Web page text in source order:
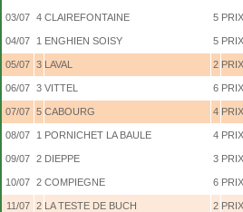
03/07 4 CLAIREFONTAINE 5
04/07 1 ENGHIEN SOISY 5
05/07 3 LAVAL 2
06/07 3 VITTEL 6
07/07 5 CABOURG 4
08/07 1 PORNICHET LA BAULE 4
09/07 2 DIEPPE 3
10/07 2 COMPIEGNE 6
11/07 2 LA TESTE DE BUCH 2